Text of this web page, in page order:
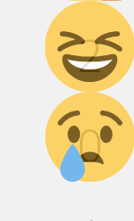
2
Дикий
смех!
0
Грусть :(